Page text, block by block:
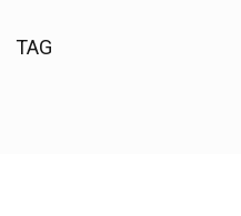
TAG